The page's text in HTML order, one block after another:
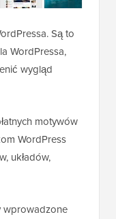
Są to
WordPressa,
wygląd
motywów
WordPress
układów,
wprowadzone